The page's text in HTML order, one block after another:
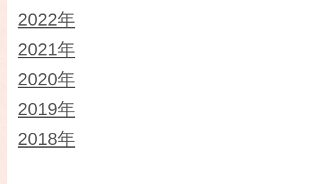
2022年
2021年
2020年
2019年
2018年